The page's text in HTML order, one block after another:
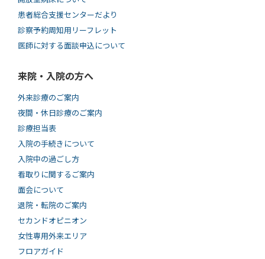
患者総合支援センターだより
診察予約周知用リーフレット
医師に対する面談申込について
来院・入院の方へ
外来診療のご案内
夜間・休日診療のご案内
診療担当表
入院の手続きについて
入院中の過ごし方
看取りに関するご案内
面会について
退院・転院のご案内
セカンドオピニオン
女性専用外来エリア
フロアガイド